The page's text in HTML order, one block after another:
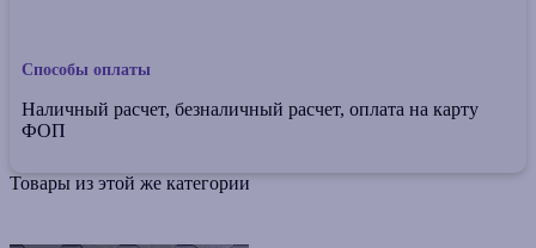
Способы оплаты
Наличный расчет, безналичный расчет, оплата на карту
ФОП
Товары из этой же категории